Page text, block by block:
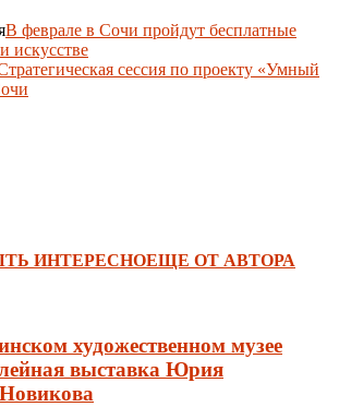
В феврале в Сочи пройдут бесплатные
искусстве
сессия по проекту «Умный
ИНТЕРЕСНОЕЩЕ ОТ АВТОРА
художественном музее
выставка Юрия